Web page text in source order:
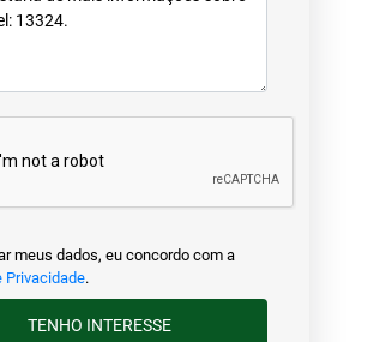
meus dados, eu concordo com a
Privacidade.
TENHO INTERESSE